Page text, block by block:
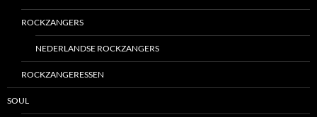
ROCKZANGERS
NEDERLANDSE ROCKZANGERS
ROCKZANGERESSEN
SOUL